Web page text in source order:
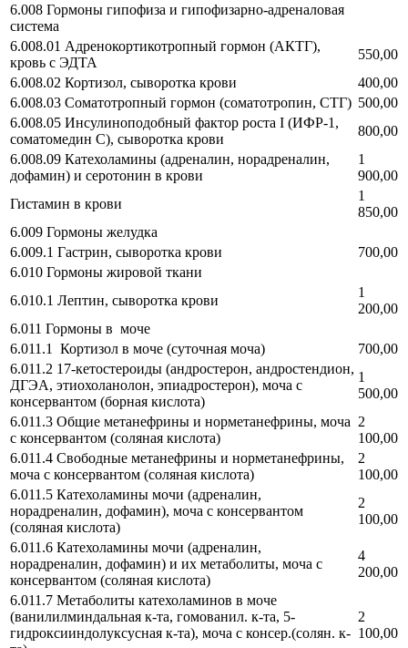
6.008 Гормоны гипофиза и гипофизарно-адреналовая
система
6.008.01 Адренокортикотропный гормон (АКТГ),
кровь с ЭДТА
550,00
6.008.02 Кортизол, сыворотка крови
400,00
6.008.03 Соматотропный гормон (соматотропин, СТГ) 500,00
6.008.05 Инсулиноподобный фактор роста I (ИФР-1,
соматомедин С), сыворотка крови
800,00
6.008.09 Катехоламины (адреналин, норадреналин,
дофамин) и серотонин в крови
1
900,00
Гистамин в крови
1
850,00
6.009 Гормоны желудка
6.009.1 Гастрин, сыворотка крови
700,00
6.010 Гормоны жировой ткани
6.010.1 Лептин, сыворотка крови
1
200,00
6.011 Гормоны в моче
6.011.1 Кортизол в моче (суточная моча)
700,00
6.011.2 17-кетостероиды (андростерон, андростендион,
ДГЭА, этиохоланолон, эпиадростерон), моча с
консервантом (борная кислота)
1
500,00
6.011.3 Общие метанефрины и норметанефрины, моча
с консервантом (соляная кислота)
2
100,00
6.011.4 Свободные метанефрины и норметанефрины,
моча с консервантом (соляная кислота)
2
100,00
6.011.5 Катехоламины мочи (адреналин,
норадреналин, дофамин), моча с консервантом
(соляная кислота)
2
100,00
6.011.6 Катехоламины мочи (адреналин,
норадреналин, дофамин) и их метаболиты, моча с
консервантом (соляная кислота)
4
200,00
6.011.7 Метаболиты катехоламинов в моче
(ванилилминдальная к-та, гомованил. к-та, 5-
гидроксииндолуксусная к-та), моча с консер.(солян. к-
2
100,00